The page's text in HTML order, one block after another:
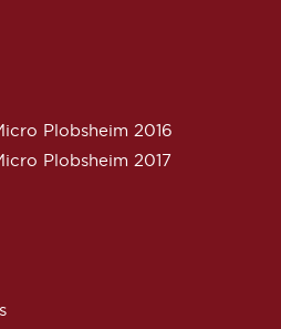
Plobsheim 2016
Plobsheim 2017